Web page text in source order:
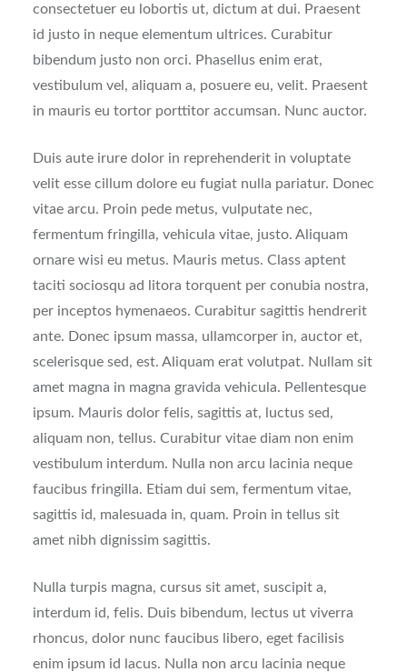
consectetuer eu lobortis ut, dictum at dui. Praesent
id justo in neque elementum ultrices. Curabitur
bibendum justo non orci. Phasellus enim erat,
vestibulum vel, aliquam a, posuere eu, velit. Praesent
in mauris eu tortor porttitor accumsan. Nunc auctor.
Duis aute irure dolor in reprehenderit in voluptate
velit esse cillum dolore eu fugiat nulla pariatur. Donec
vitae arcu. Proin pede metus, vulputate nec,
fermentum fringilla, vehicula vitae, justo. Aliquam
ornare wisi eu metus. Mauris metus. Class aptent
taciti sociosqu ad litora torquent per conubia nostra,
per inceptos hymenaeos. Curabitur sagittis hendrerit
ante. Donec ipsum massa, ullamcorper in, auctor et,
scelerisque sed, est. Aliquam erat volutpat. Nullam sit
amet magna in magna gravida vehicula. Pellentesque
ipsum. Mauris dolor felis, sagittis at, luctus sed,
aliquam non, tellus. Curabitur vitae diam non enim
vestibulum interdum. Nulla non arcu lacinia neque
faucibus fringilla. Etiam dui sem, fermentum vitae,
sagittis id, malesuada in, quam. Proin in tellus sit
amet nibh dignissim sagittis.
Nulla turpis magna, cursus sit amet, suscipit a,
interdum id, felis. Duis bibendum, lectus ut viverra
rhoncus, dolor nunc faucibus libero, eget facilisis
enim ipsum id lacus. Nulla non arcu lacinia neque